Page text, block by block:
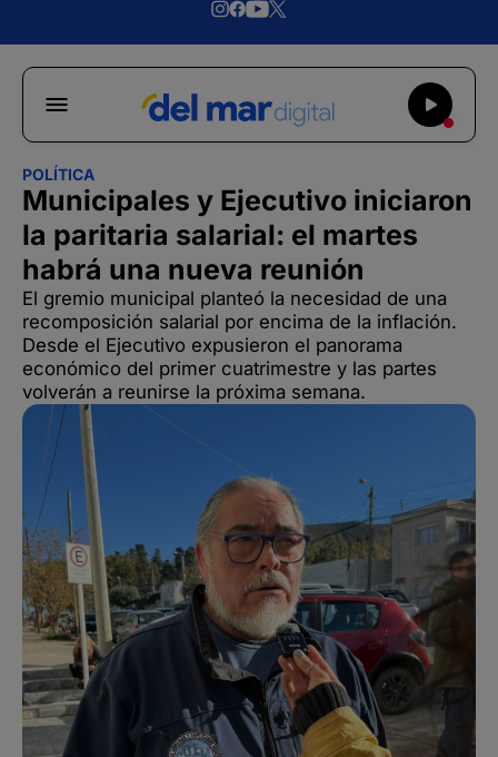
POLÍTICA
Municipales y Ejecutivo iniciaron
la paritaria salarial: el martes
habrá una nueva reunión
El gremio municipal planteó la necesidad de una
recomposición salarial por encima de la inflación.
Desde el Ejecutivo expusieron el panorama
económico del primer cuatrimestre y las partes
volverán a reunirse la próxima semana.